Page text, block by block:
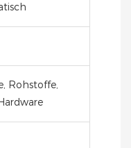
Rohstoffe,